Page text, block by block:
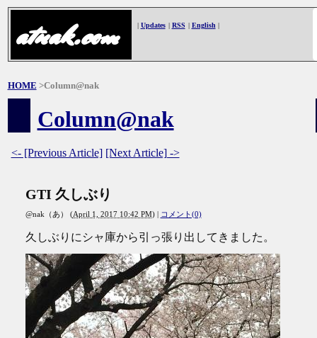
atnak.com | Updates | RSS | English |
HOME >Column@nak
Column@nak
<- [Previous Article] [Next Article] ->
GTI 久しぶり
@nak（あ） (April 1, 2017 10:42 PM) | コメント(0)
久しぶりにシャ庫から引っ張り出してきました。